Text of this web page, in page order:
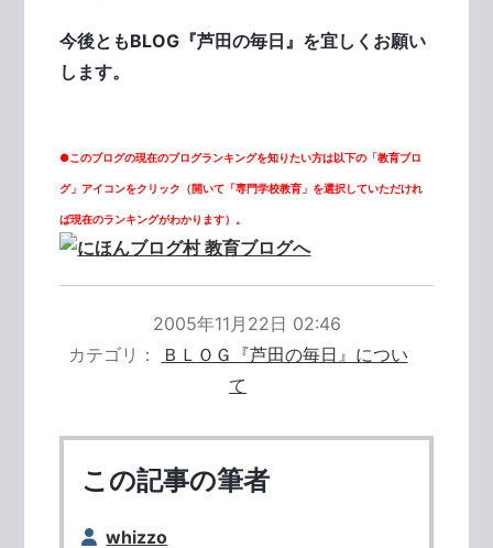
今後ともBLOG『芦田の毎日』を宜しくお願い
します。
●このブログの現在のブログランキングを知りたい方は以下の「教育ブロ
グ」アイコンをクリック（開いて「専門学校教育」を選択していただけれ
ば現在のランキングがわかります）。
2005年11月22日 02:46
カテゴリ
ＢＬＯＧ『芦田の毎日』につい
て
この記事の筆者
whizzo